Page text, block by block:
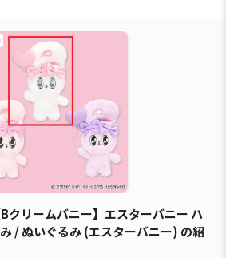
クリームバニー】エスターバニー ハ
/ ぬいぐるみ (エスターバニー) の紹